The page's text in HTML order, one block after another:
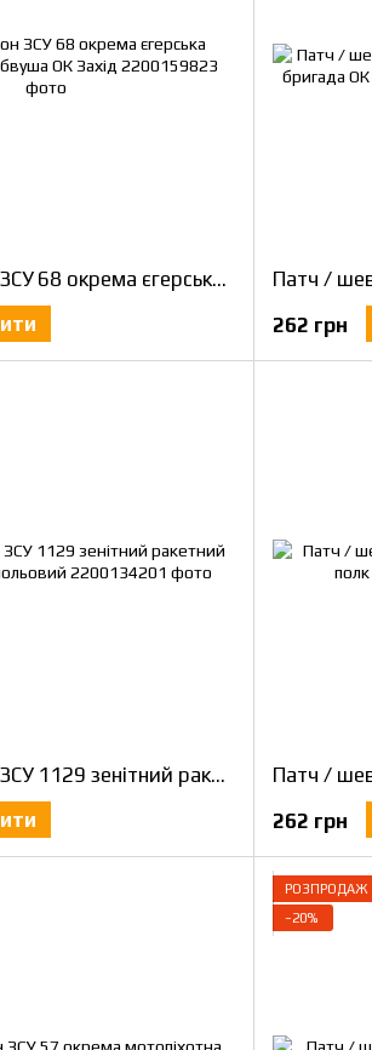
Патч / шеврон ЗСУ 68 окрема єгерська бригада ім. О.Добвуша ОК Захід
262 грн
Патч / шеврон ЗСУ 1129 зенітний ракетний полк ОК Північ польовий
262 грн
РОЗПРОДАЖ
−20%